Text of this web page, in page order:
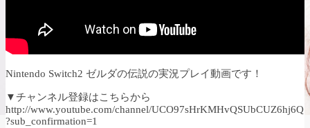
Nintendo Switch2 ゼルダの伝説の実況プレイ動画です！
▼チャンネル登録はこちらから
http://www.youtube.com/channel/UCO97sHrKMHvQSUbCUZ6hj6Q
?sub_confirmation=1